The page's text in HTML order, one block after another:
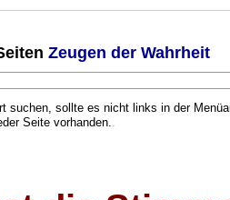
Zeugen der Wahrheit
suchen, sollte es nicht links in der
Seite vorhanden.